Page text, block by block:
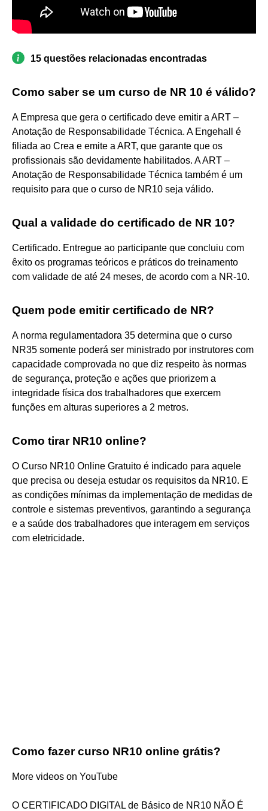
15 questões relacionadas encontradas
Como saber se um curso de NR 10 é válido?
A Empresa que gera o certificado deve emitir a ART –
Anotação de Responsabilidade Técnica. A Engehall é
filiada ao Crea e emite a ART, que garante que os
profissionais são devidamente habilitados. A ART –
Anotação de Responsabilidade Técnica também é um
requisito para que o curso de NR10 seja válido.
Qual a validade do certificado de NR 10?
Certificado. Entregue ao participante que concluiu com
êxito os programas teóricos e práticos do treinamento
com validade de até 24 meses, de acordo com a NR-10.
Quem pode emitir certificado de NR?
A norma regulamentadora 35 determina que o curso
NR35 somente poderá ser ministrado por instrutores com
capacidade comprovada no que diz respeito às normas
de segurança, proteção e ações que priorizem a
integridade física dos trabalhadores que exercem
funções em alturas superiores a 2 metros.
Como tirar NR10 online?
O Curso NR10 Online Gratuito é indicado para aquele
que precisa ou deseja estudar os requisitos da NR10. E
as condições mínimas da implementação de medidas de
controle e sistemas preventivos, garantindo a segurança
e a saúde dos trabalhadores que interagem em serviços
com eletricidade.
Como fazer curso NR10 online grátis?
More videos on YouTube
O CERTIFICADO DIGITAL de Básico de NR10 NÃO É